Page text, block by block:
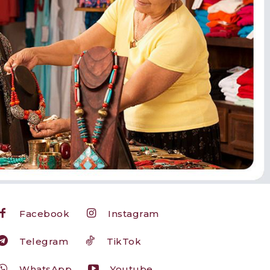
Facebook Instagram
Telegram TikTok